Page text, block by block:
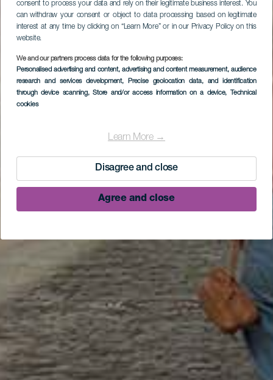
consent to process your data and rely on their legitimate business interest. You
can withdraw your consent or object to data processing based on legitimate
interest at any time by clicking on “Learn More” or in our Privacy Policy on this
website.
We and our partners process data for the following purposes:
Personalised advertising and content, advertising and content measurement, audience
research and services development, Precise geolocation data, and identification
through device scanning, Store and/or access information on a device, Technical
cookies
Learn More →
Disagree and close
Agree and close